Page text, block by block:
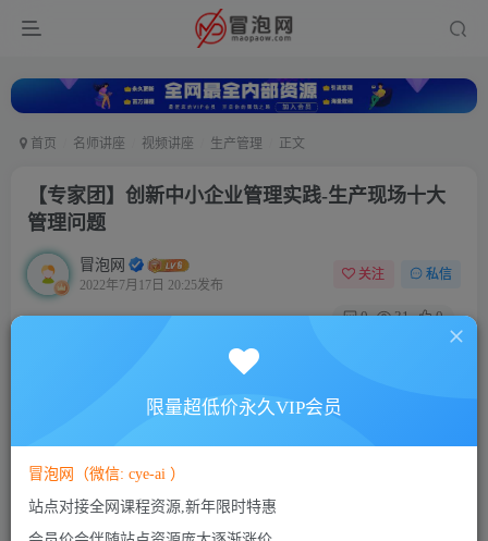
首页 名师讲座 视频讲座 生产管理 正文
【专家团】创新中小企业管理实践-生产现场十大
管理问题
冒泡网
2022年7月17日 20:25发布
关注 私信
0 31 0
【专家团】创新中小企业管理实践-生产现场十大管理问题
此内容为付费资源，请付费后查看
5
VIP会员
限量超低价永久VIP会员
冒泡网（微信: cye-ai ）
站点对接全网课程资源,新年限时特惠